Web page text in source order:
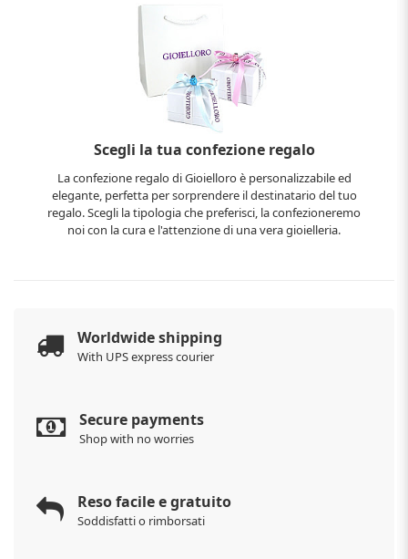
Scegli la tua confezione regalo
La confezione regalo di Gioielloro è personalizzabile ed
elegante, perfetta per sorprendere il destinatario del tuo
regalo. Scegli la tipologia che preferisci, la confezioneremo
noi con la cura e l'attenzione di una vera gioielleria.
Worldwide shipping
With UPS express courier
Secure payments
Shop with no worries
Reso facile e gratuito
Soddisfatti o rimborsati